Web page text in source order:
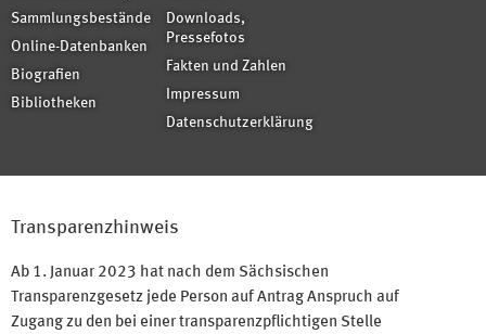
Sammlungsbestände
Online-Datenbanken
Biografien
Bibliotheken
Downloads,
Pressefotos
Fakten und Zahlen
Impressum
Datenschutzerklärung
Transparenzhinweis
Ab 1. Januar 2023 hat nach dem Sächsischen
Transparenzgesetz jede Person auf Antrag Anspruch auf
Zugang zu den bei einer transparenzpflichtigen Stelle